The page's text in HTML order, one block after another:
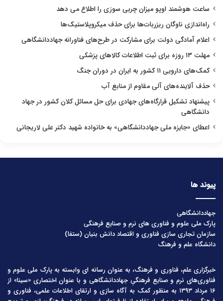
ساعت هوشمند اوپو میزان چربی سوزی را اطلاع می دهد
راه‌اندازی ناوگان ریزربات‌ها برای حذف میکروپلاستیک‌ها
اعلام آمادگی دولت برای مشارکت در طرح‌های فناورانه جهاددانشگاهی
مهلت ۱۳ روزه برای ثبت اطلاعات کالاهای پزشکی
کمک‌های دارویی ۱۱ کشور به ایران در دوران جنگ
حذف آلاینده‌های آلی مقاوم از منابع آب
پیشنهاد تشکیل قرارگاه‌های جهادی برای حل مسائل کلان کشور در جهاد
دانشگاهی
اعطای «جایزه ملی جهاددانشگاهی» به خانواده شهید دکتر علی لاریجانی
پیوند ها
جهاددانشگاهی
پارک ملی علوم و فناوری های نرم و صنایع فرهنگی
سازمان تجاری سازی فناوری و اقتصاد دانش بنیان (ستفا)
دانشگاه علم و فرهنگ
خبرگزاری علم، فناوری و فرهنگ، به عنوان رسانه ای وابسته به پارک ملی علوم و
فناوری‌های نرم و صنایع فرهنگیِ جهاددانشگاهی و با عنوان اختصاری «سینا» از
۱۶ مرداد ۱۳۹۳ به منظور کمک به آگاه سازی و ارتقای اطلاعات علمی، فناوری و